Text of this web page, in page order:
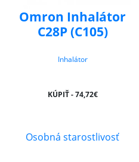
Omron Inhalátor
C28P (C105)
Inhalátor
KÚPIŤ - 74,72€
Osobná starostlivosť